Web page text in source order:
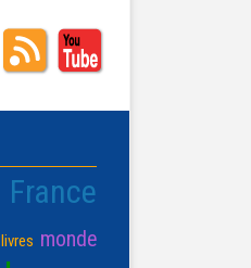
France
livres monde